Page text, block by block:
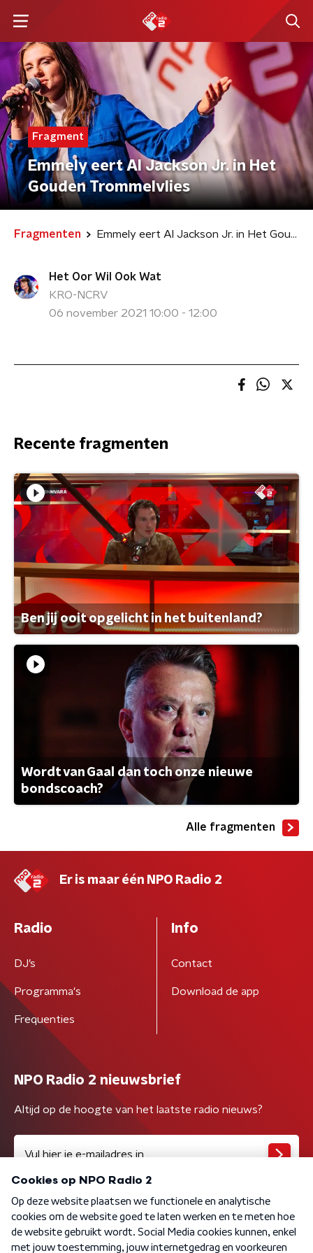
Fragment
Emmely eert Al Jackson Jr. in Het
Gouden Trommelvlies
Fragmenten Emmely eert Al Jackson Jr. in Het Gouden Trommelvlies
Het Oor Wil Ook Wat
KRO-NCRV
06 november 2021 10:00 - 12:00
Recente fragmenten
Ben jij ooit opgelicht in het buitenland?
Wordt van Gaal dan toch onze nieuwe
bondscoach?
Alle fragmenten
Er is maar één NPO Radio 2
Radio
DJ’s
Programma's
Frequenties
Info
Contact
Download de app
NPO Radio 2 nieuwsbrief
Altijd op de hoogte van het laatste radio nieuws?
Algemene voorwaarden